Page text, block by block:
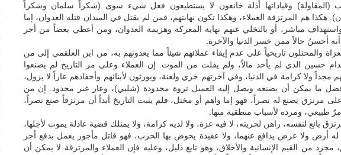
(المقاولة) وقياداتها أذلة خانعون لا يستطيعون فعل شيء سوى (شكراً سلمان وشكراً
هكذا هم المرتزقة العملاء، وهكذا تكون نهايتهم، فمن لم يقتل في الميدان قتله العدوان، إما
مباشر، أو بالتخلي عنهم نهاية المعركة وهزيمة العدوان، ومن أعطي بعضاً من أجر
أحسنُ حالاً ممن خسر الدنيا والآخرة.
والمحتلون تاريخياً على عدم إيفاء عملائهم شيئاً مما يعدونهم به، من ابن العلقمي إلى من
حسين الذي لم يأخذ مالاً، ولم يفلت من الموت. إن العملاء وعلى مر التاريخ لم يصنعوا
مجداً ولا كرامة في الدنيا، وفي آخرتهم خزي ولعنة، ويورثون لأبنائهم وأحفادهم عاراً لا يزول،
ما يمكن أن يصنعه ويصل إليه العميل ثروة محدودة (شلبي)، وعار غير محدود. إن من
مرتزق يصنع له نصراً، فهو إما واهم أو مختل، فلم يثبت التاريخ أبداً أن مرتزقاً صنع نصراً،
طبيعي، ومرده لأسباب منطقية منها:
بائع لنفسه، راهن لحريته، لا فيه عزة، ولا لديه كرامة، ولا يمتلك قضية عادلة يموت لأجلها،
أرض ولا عرض يدافع عنهما، ولا عقيدة يخوض بها الحرب، فهو قاتل مأجور يعمل بدفع أجر
مجرد من القيم الإنسانية والأخلاق، وهو تابع ذليل، وعليه فإن العملاء والمرتزقة لا يمكن أن